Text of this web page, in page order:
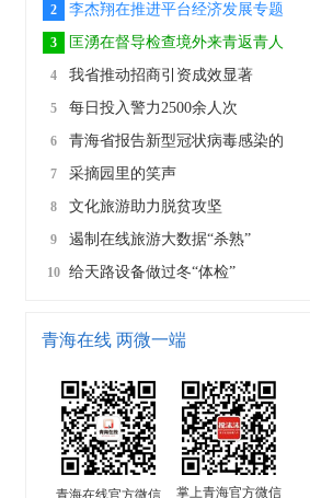
领推动全省非公企业和社会组织复工
复产
2
李杰翔在推进平台经济发展专题
会上强调 适应数字经济发展大势 打
造网络交易支撑平台 加快推动青海特
色资源产品走出去创效益
3
匡湧在督导检查境外来青返青人
员疫情防控工作时强调 切实提高疫情
防控警惕性 严防境外疫情输入风险
4 我省推动招商引资成效显著
5
每日投入警力2500余人次
战“疫”，青海公安在行动
6
青海省报告新型冠状病毒感染的
肺炎新增确诊病例0例
7 采摘园里的笑声
8 文化旅游助力脱贫攻坚
9 遏制在线旅游大数据“杀熟”
10 给天路设备做过冬“体检”
青海在线 两微一端
青海在线官方微信 掌上青海官方微信